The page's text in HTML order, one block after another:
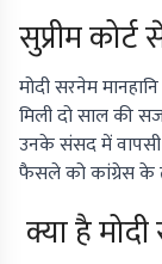
सुप्रीम कोर्ट
मोदी सरनेम
मिली दो साल की
उनके संसद में वापसी
फैसले को कांग्रेस के
क्या है